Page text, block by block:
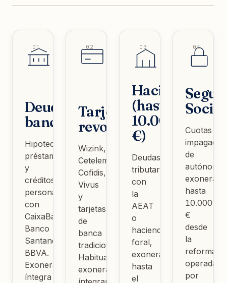
01
Deudas
bancarias
Hipotecas,
préstamos
y
créditos
personales
con
CaixaBank,
Banco
Santander,
BBVA.
Exoneración
íntegra
02
Tarjetas
revolving
Wizink,
Cetelem,
Cofidis,
Vivus
y
tarjetas
de
banca
tradicional.
Habitualmente
exonerables
03
Hacienda
(hasta
10.000
€)
Deudas
tributarias
con
la
AEAT
o
hacienda
foral,
exonerables
hasta
el
04
Social
Cuotas
impagadas
de
hasta
10.000
€
desde
la
reforma
operada
por